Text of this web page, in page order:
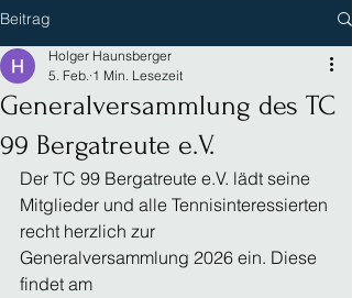
Beitrag
Generalversammlung des TC
99 Bergatreute e.V.
Holger Haunsberger
5. Feb. 1 Min. Lesezeit
Der TC 99 Bergatreute e.V. lädt seine
Mitglieder und alle Tennisinteressierten
recht herzlich zur
Generalversammlung 2026 ein. Diese
findet am